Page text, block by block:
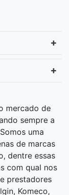
mercado de
sempre a
uma
de marcas
dentre essas
com qual nos
prestadores
Komeco,